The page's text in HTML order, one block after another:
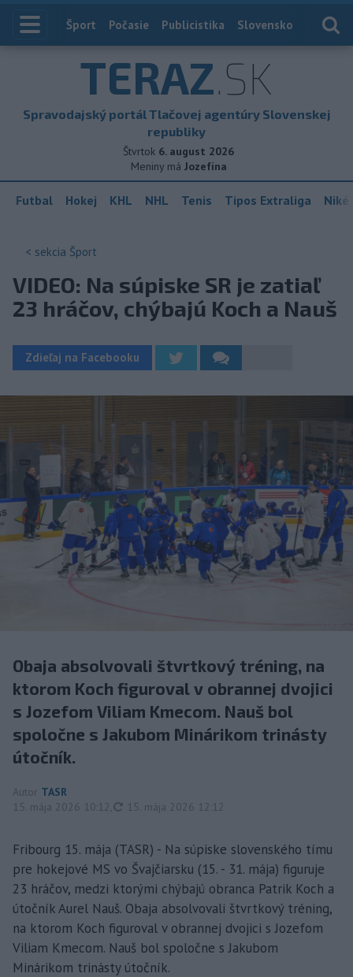
Index
Šport Počasie Publicistika Slovensko
TERAZ.SK
Spravodajský portál Tlačovej agentúry Slovenskej
republiky
Štvrtok 6. august 2026
Meniny má Jozefína
Futbal Hokej KHL NHL Tenis Tipos Extraliga
< sekcia Šport
VIDEO: Na súpiske SR je zatiaľ
23 hráčov, chýbajú Koch a Nauš
Zdieľaj na Facebooku
Obaja absolvovali štvrtkový tréning, na
ktorom Koch figuroval v obrannej dvojici
s Jozefom Viliam Kmecom. Nauš bol
spoločne s Jakubom Minárikom trinásty
útočník.
Autor TASR
15. mája 2026 10:12
aktualizované
15. mája 2026 12:12
Fribourg 15. mája (TASR) - Na súpiske slovenského tímu
pre hokejové MS vo Švajčiarsku (15. - 31. mája) figuruje
23 hráčov, medzi ktorými chýbajú obranca Patrik Koch a
útočník Aurel Nauš. Obaja absolvovali štvrtkový tréning,
na ktorom Koch figuroval v obrannej dvojici s Jozefom
Viliam Kmecom. Nauš bol spoločne s Jakubom
Minárikom trinásty útočník.